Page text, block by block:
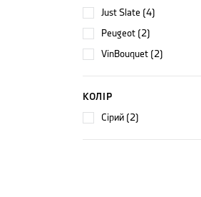
Just Slate (4)
Peugeot (2)
VinBouquet (2)
КОЛІР
сірий (2)